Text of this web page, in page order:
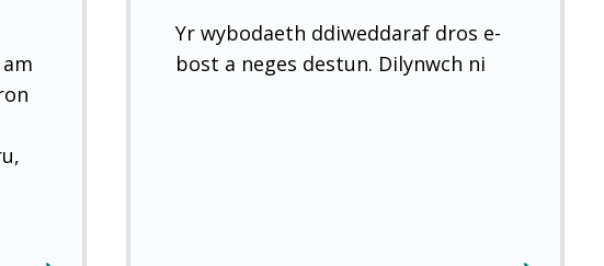
Yr wybodaeth ddiweddaraf dros e-
bost a neges destun. Dilynwch ni